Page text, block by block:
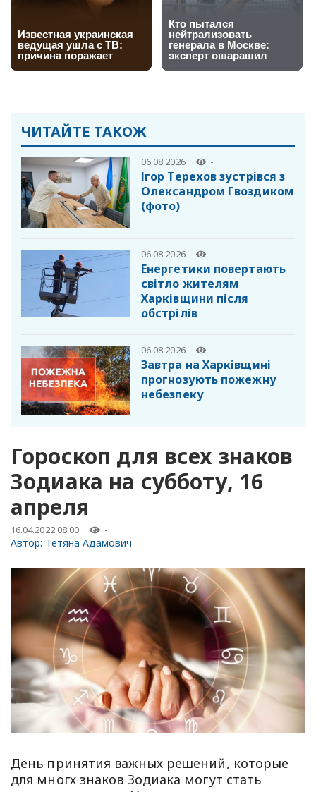
ЧИТАЙТЕ ТАКОЖ
06.08.2026 -
Ігор Терехов зустрівся з
Олександром Гвоздиком
(фото)
06.08.2026 -
Енергетики повертають
світло жителям
Харківщини після
обстрілів
06.08.2026 -
Завтра на Харківщині
прогнозують пожежну
небезпеку
Гороскоп для всех знаков
Зодиака на субботу, 16
апреля
16.04.2022 08:00 -
Автор: Тетяна Адамович
День принятия важных решений, которые
для многх знаков Зодиака могут стать